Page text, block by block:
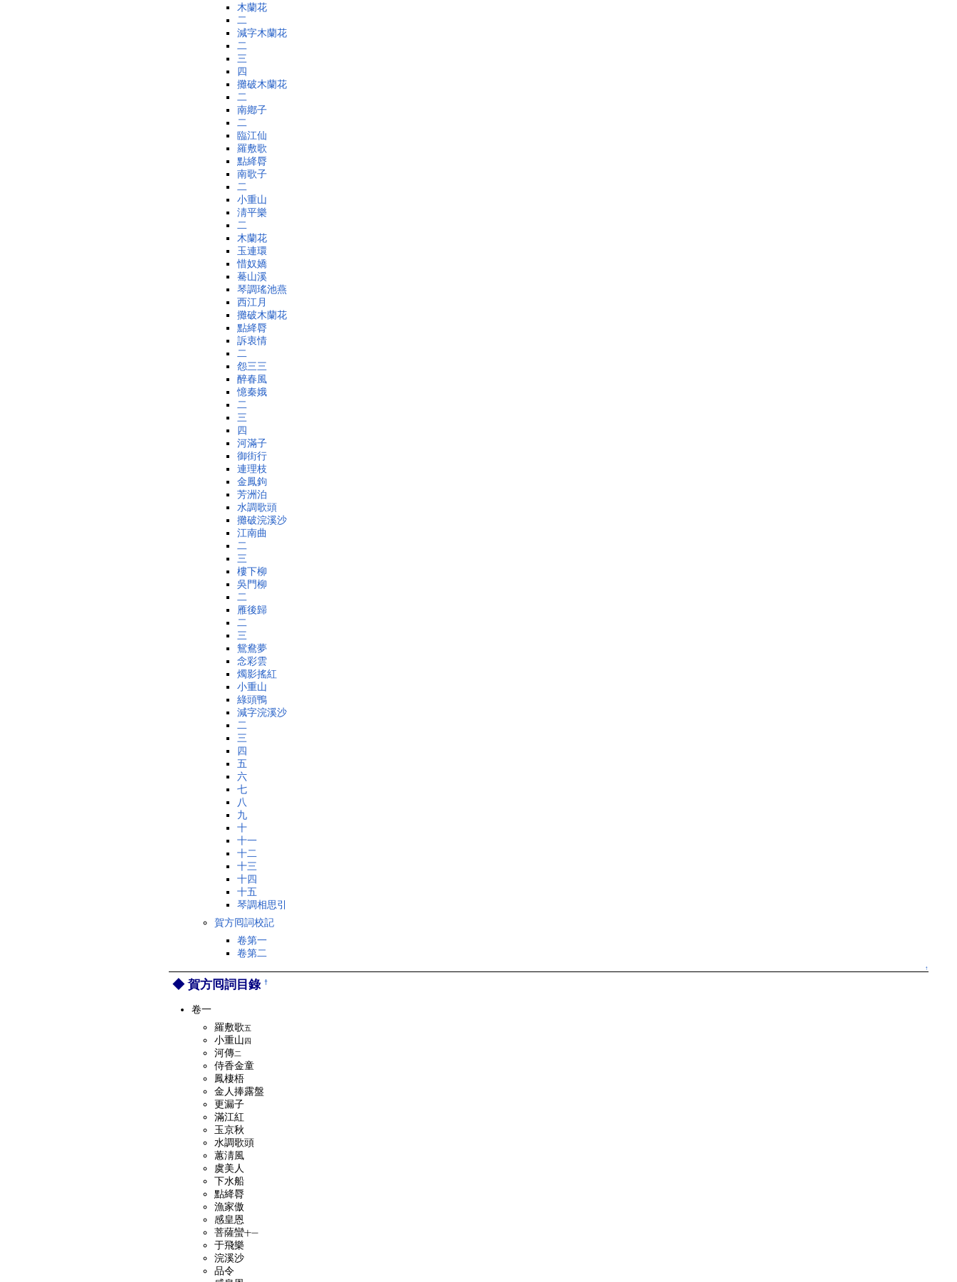
木蘭花
二
減字木蘭花
二
三
四
攤破木蘭花
二
南鄕子
二
臨江仙
羅敷歌
點絳脣
南歌子
二
小重山
淸平樂
二
木蘭花
玉連環
惜奴嬌
驀山溪
琴調瑤池燕
西江月
攤破木蘭花
點絳脣
訴衷情
二
怨三三
醉春風
憶秦娥
二
三
四
河滿子
御街行
連理枝
金鳳鉤
芳洲泊
水調歌頭
攤破浣溪沙
江南曲
二
三
樓下柳
吳門柳
二
雁後歸
二
三
鴛鴦夢
念彩雲
燭影搖紅
小重山
綠頭鴨
減字浣溪沙
二
三
四
五
六
七
八
九
十
十一
十二
十三
十四
十五
琴調相思引
賀方囘詞校記
卷第一
卷第二
↑
賀方囘詞目錄 †
卷一
羅敷歌五
小重山 四
河傳二
侍香金童
鳳棲梧
金人捧露盤
更漏子
滿江紅
玉京秋
水調歌頭
蕙淸風
虞美人
下水船
點絳脣
漁家傲
感皇恩
菩薩蠻十一
于飛樂
浣溪沙
品令